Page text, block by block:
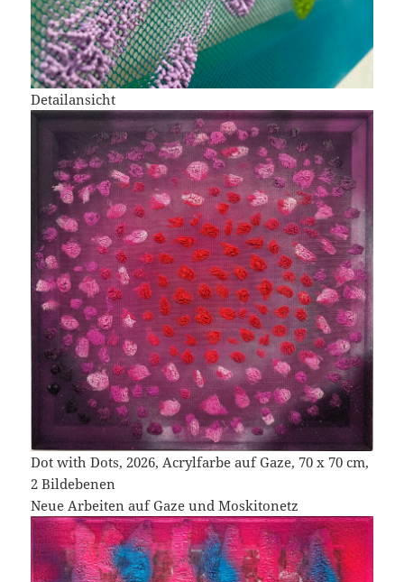
Detailansicht
Dot with Dots, 2026, Acrylfarbe auf Gaze, 70 x 70 cm,
2 Bildebenen
Neue Arbeiten auf Gaze und Moskitonetz